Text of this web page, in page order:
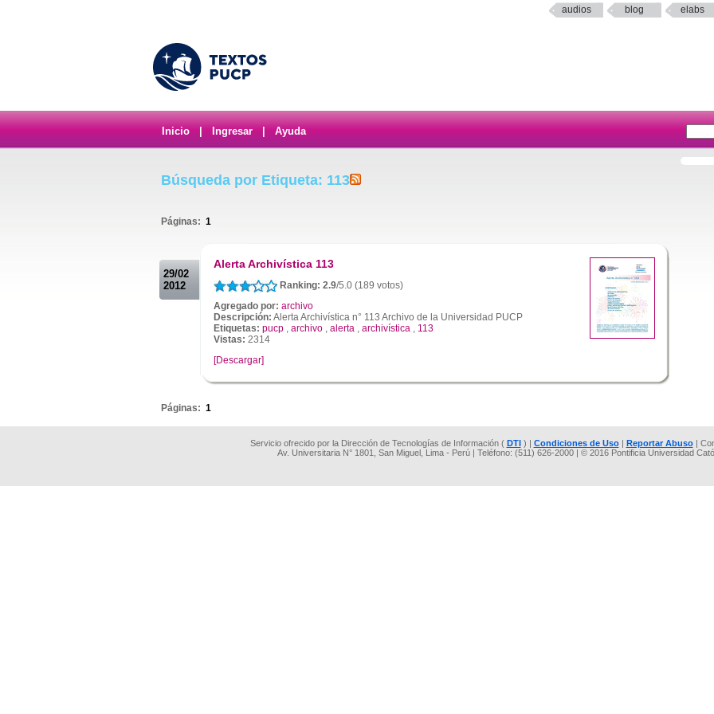
audios blog elabs
Inicio Ingresar Ayuda
Búsqueda por Etiqueta: 113
Páginas: 1
29/02
2012
Alerta Archivística 113
Ranking: 2.9/5.0 (189 votos)
Agregado por: archivo
Descripción: Alerta Archivística n° 113 Archivo de la Universidad PUCP
Etiquetas: pucp , archivo , alerta , archivística , 113
Vistas: 2314
[Descargar]
Páginas: 1
Servicio ofrecido por la Dirección de Tecnologías de Información ( DTI) | Condiciones de Uso| Reportar Abuso|
Av. Universitaria N° 1801, San Miguel, Lima - Perú | Teléfono: (511) 626-2000 | © 2016 Pontificia Universidad